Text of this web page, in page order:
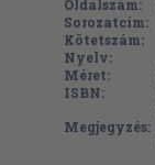
Oldalszám:
Sorozatcím:
Kötetszám:
Nyelv:
Méret:
ISBN:
Megjegyzés: